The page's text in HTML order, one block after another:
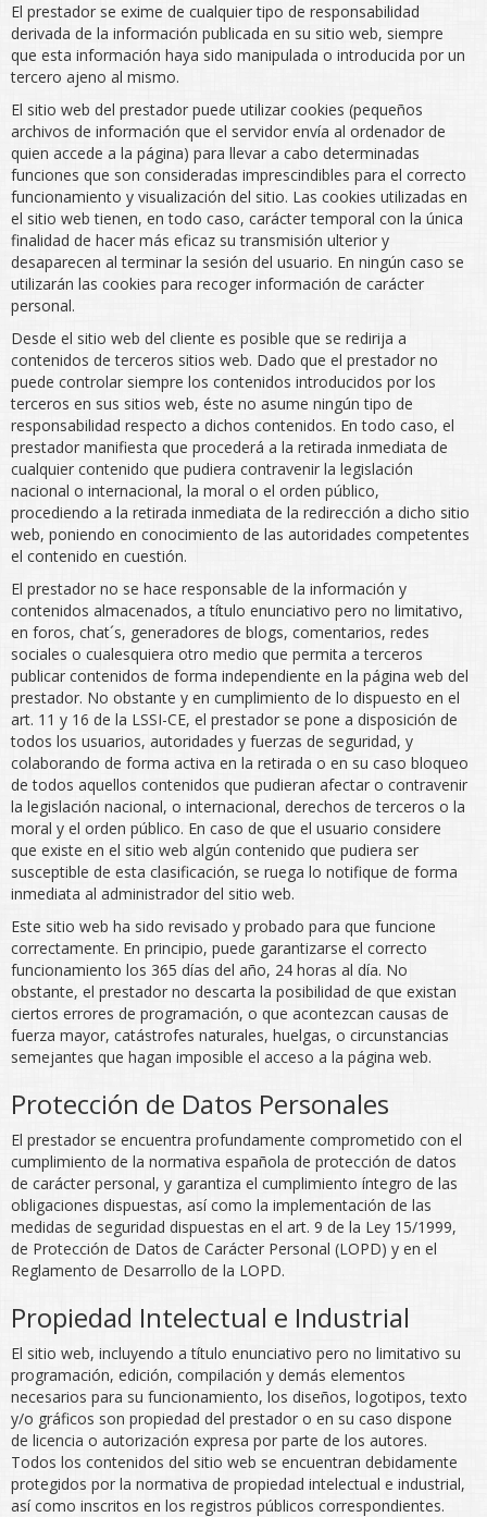
El prestador se exime de cualquier tipo de responsabilidad
derivada de la información publicada en su sitio web, siempre
que esta información haya sido manipulada o introducida por un
tercero ajeno al mismo.
El sitio web del prestador puede utilizar cookies (pequeños
archivos de información que el servidor envía al ordenador de
quien accede a la página) para llevar a cabo determinadas
funciones que son consideradas imprescindibles para el correcto
funcionamiento y visualización del sitio. Las cookies utilizadas en
el sitio web tienen, en todo caso, carácter temporal con la única
finalidad de hacer más eficaz su transmisión ulterior y
desaparecen al terminar la sesión del usuario. En ningún caso se
utilizarán las cookies para recoger información de carácter
personal.
Desde el sitio web del cliente es posible que se redirija a
contenidos de terceros sitios web. Dado que el prestador no
puede controlar siempre los contenidos introducidos por los
terceros en sus sitios web, éste no asume ningún tipo de
responsabilidad respecto a dichos contenidos. En todo caso, el
prestador manifiesta que procederá a la retirada inmediata de
cualquier contenido que pudiera contravenir la legislación
nacional o internacional, la moral o el orden público,
procediendo a la retirada inmediata de la redirección a dicho sitio
web, poniendo en conocimiento de las autoridades competentes
el contenido en cuestión.
El prestador no se hace responsable de la información y
contenidos almacenados, a título enunciativo pero no limitativo,
en foros, chat´s, generadores de blogs, comentarios, redes
sociales o cualesquiera otro medio que permita a terceros
publicar contenidos de forma independiente en la página web del
prestador. No obstante y en cumplimiento de lo dispuesto en el
art. 11 y 16 de la LSSI-CE, el prestador se pone a disposición de
todos los usuarios, autoridades y fuerzas de seguridad, y
colaborando de forma activa en la retirada o en su caso bloqueo
de todos aquellos contenidos que pudieran afectar o contravenir
la legislación nacional, o internacional, derechos de terceros o la
moral y el orden público. En caso de que el usuario considere
que existe en el sitio web algún contenido que pudiera ser
susceptible de esta clasificación, se ruega lo notifique de forma
inmediata al administrador del sitio web.
Este sitio web ha sido revisado y probado para que funcione
correctamente. En principio, puede garantizarse el correcto
funcionamiento los 365 días del año, 24 horas al día. No
obstante, el prestador no descarta la posibilidad de que existan
ciertos errores de programación, o que acontezcan causas de
fuerza mayor, catástrofes naturales, huelgas, o circunstancias
semejantes que hagan imposible el acceso a la página web.
Protección de Datos Personales
El prestador se encuentra profundamente comprometido con el
cumplimiento de la normativa española de protección de datos
de carácter personal, y garantiza el cumplimiento íntegro de las
obligaciones dispuestas, así como la implementación de las
medidas de seguridad dispuestas en el art. 9 de la Ley 15/1999,
de Protección de Datos de Carácter Personal (LOPD) y en el
Reglamento de Desarrollo de la LOPD.
Propiedad Intelectual e Industrial
El sitio web, incluyendo a título enunciativo pero no limitativo su
programación, edición, compilación y demás elementos
necesarios para su funcionamiento, los diseños, logotipos, texto
y/o gráficos son propiedad del prestador o en su caso dispone
de licencia o autorización expresa por parte de los autores.
Todos los contenidos del sitio web se encuentran debidamente
protegidos por la normativa de propiedad intelectual e industrial,
así como inscritos en los registros públicos correspondientes.